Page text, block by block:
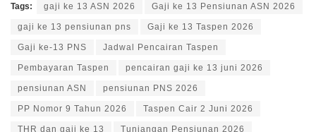
Tags: gaji ke 13 ASN 2026 Gaji ke 13 Pensiunan ASN 2026
gaji ke 13 pensiunan pns Gaji ke 13 Taspen 2026
Gaji ke-13 PNS Jadwal Pencairan Taspen
Pembayaran Taspen pencairan gaji ke 13 juni 2026
pensiunan ASN pensiunan PNS 2026
PP Nomor 9 Tahun 2026 Taspen Cair 2 Juni 2026
THR dan gaji ke 13 Tunjangan Pensiunan 2026